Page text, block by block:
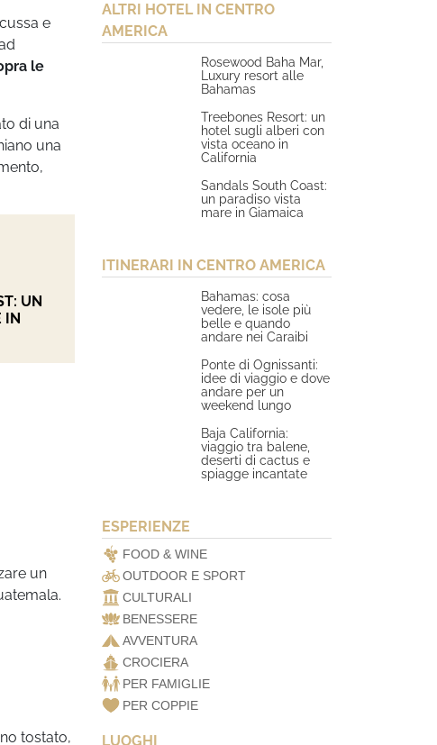
e
le
di una
una
UN
IN
un
tostato,
ALTRI HOTEL IN CENTRO
AMERICA
Rosewood Baha Mar,
Luxury resort alle
Bahamas
Treebones Resort: un
hotel sugli alberi con
vista oceano in
California
Sandals South Coast:
un paradiso vista
mare in Giamaica
ITINERARI IN CENTRO AMERICA
Bahamas: cosa
vedere, le isole più
belle e quando
andare nei Caraibi
Ponte di Ognissanti:
idee di viaggio e dove
andare per un
weekend lungo
Baja California:
viaggio tra balene,
deserti di cactus e
spiagge incantate
ESPERIENZE
FOOD & WINE
OUTDOOR E SPORT
CULTURALI
BENESSERE
AVVENTURA
CROCIERA
PER FAMIGLIE
PER COPPIE
LUOGHI